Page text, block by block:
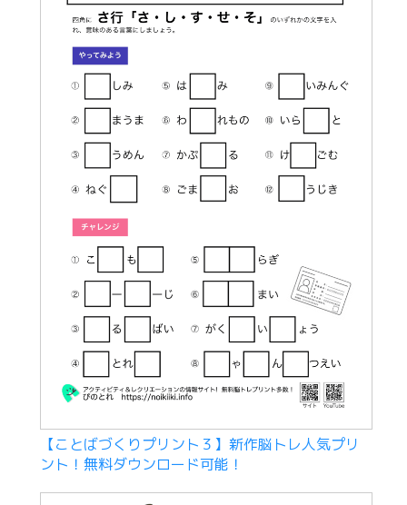
【ことばづくりプリント３】新作脳トレ人気プリ
ント！無料ダウンロード可能！